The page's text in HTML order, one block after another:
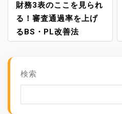
投
稿
ナ
ビ
ゲ
ー
シ
ン
財務3表のここを見られ
る！審査通過率を上げ
るBS・PL改善法
検索